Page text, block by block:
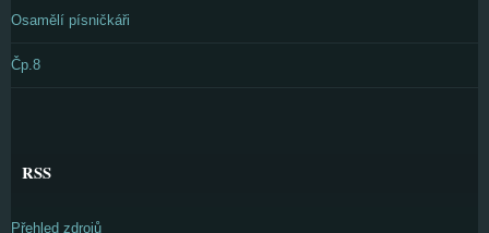
Osamělí písničkáři
Čp.8
RSS
Přehled zdrojů